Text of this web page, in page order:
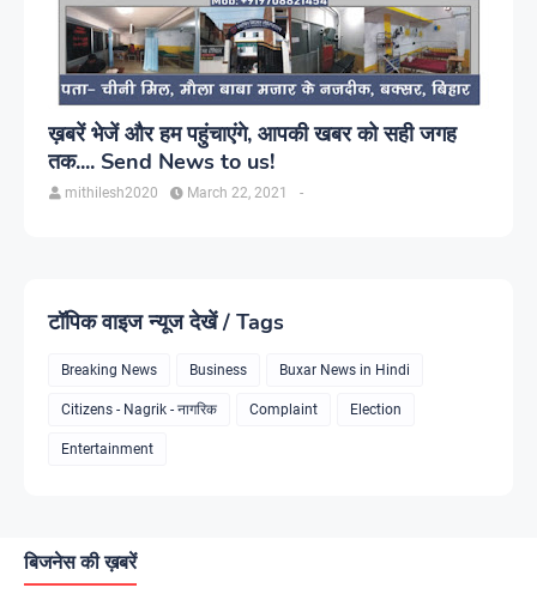
ख़बरें भेजें और हम पहुंचाएंगे, आपकी खबर को सही जगह
तक.... Send News to us!
mithilesh2020 -
March 22, 2021
टॉपिक वाइज न्यूज देखें / Tags
Breaking News Business Buxar News in Hindi
Citizens - Nagrik - नागरिक Complaint Election
Entertainment
बिजनेस की ख़बरें